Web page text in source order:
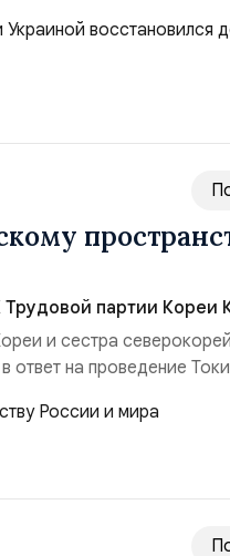
большой дальности
и укрепило её
ключом к позитивному
партии Кореи
и сестра
ответ на проведение
Томагавк.«Япония
страны“ и
обозрение,